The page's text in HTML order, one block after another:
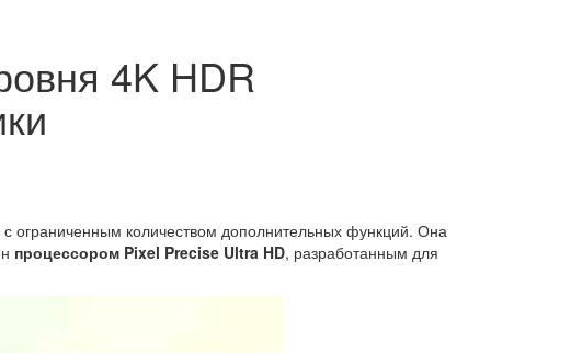
4K HDR
ограниченным количеством дополнительных функций. Она
процессором Pixel Precise Ultra HD, разработанным для